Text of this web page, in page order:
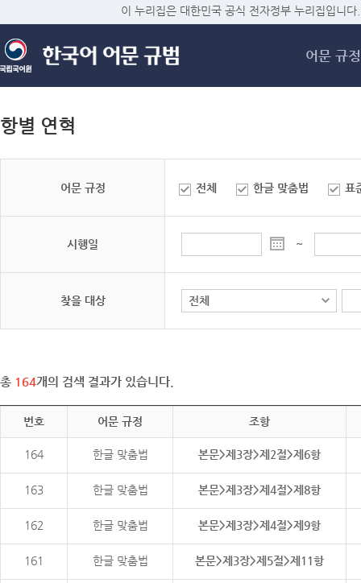
메
이 누리집은 대한민국 공식 전자정부 누리집입니다.
어문 규정
항별 연혁
어문 규정 전체 한글 맞춤법 표
시행일 ~
찾을 대상
총 164개의 검색 결과가 있습니다.
번호 어문 규정 조항
164 한글 맞춤법 본문>제3장>제2절>제6항
163 한글 맞춤법 본문>제3장>제4절>제8항
162 한글 맞춤법 본문>제3장>제4절>제9항
161 한글 맞춤법 본문>제3장>제5절>제11항